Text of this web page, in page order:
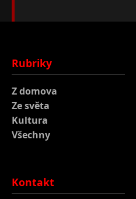
Rubriky
Z domova
Ze světa
Kultura
Všechny
Kontakt